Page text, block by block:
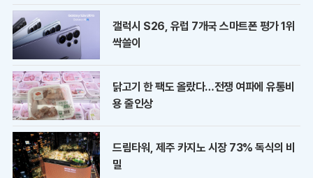
갤럭시 S26, 유럽 7개국 스마트폰 평가 1위
싹쓸이
닭고기 한 팩도 올랐다…전쟁 여파에 유통비
용 줄인상
드림타워, 제주 카지노 시장 73% 독식의 비
밀